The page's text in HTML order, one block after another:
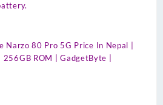
Narzo 80 Pro 5G Price In Nepal |
256GB ROM | GadgetByte |